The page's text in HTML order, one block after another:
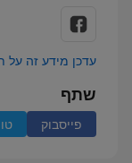
עדכן מידע זה על
שתף
פייסבוק